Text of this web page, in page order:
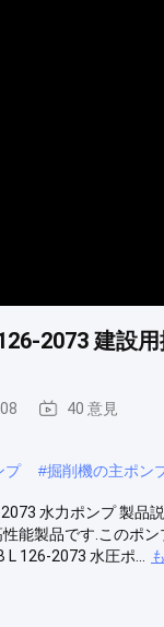
2073 建設
40 意見
プ #掘削機の主ポン
水力ポンプ 製
能製品です.このポ
126-2073 水圧ポ...